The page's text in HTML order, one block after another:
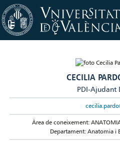
CECILIA
PDI-Ajudant
Àrea de coneixement:
Departament: Anatomia i